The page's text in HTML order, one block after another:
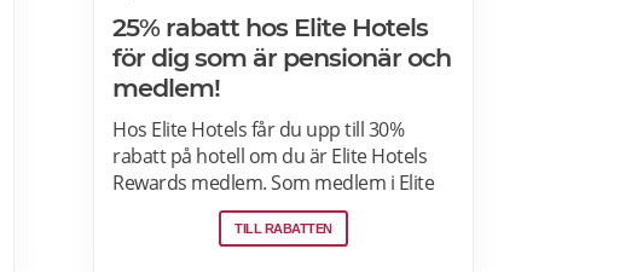
25% rabatt hos Elite Hotels
för dig som är pensionär och
medlem!
Hos Elite Hotels får du upp till 30%
rabatt på hotell om du är Elite Hotels
Rewards medlem. Som medlem i Elite
Hotels Rewards får du tillgång till unika
förmåner och erbjudanden. Du kan
TILL RABATTEN